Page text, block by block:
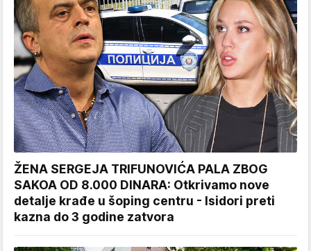
ŽENA SERGEJA TRIFUNOVIĆA PALA ZBOG
SAKOA OD 8.000 DINARA: Otkrivamo nove
detalje krađe u šoping centru - Isidori preti
kazna do 3 godine zatvora